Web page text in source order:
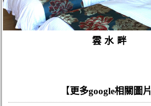
雲水畔
【更多google相關圖片